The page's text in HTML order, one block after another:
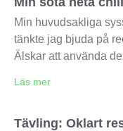
Min huvudsakliga
tänkte jag bjuda på
Älskar att använda
Läs mer
Tävling: Oklart